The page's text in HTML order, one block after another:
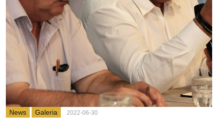
News Galeria 2022-06-30